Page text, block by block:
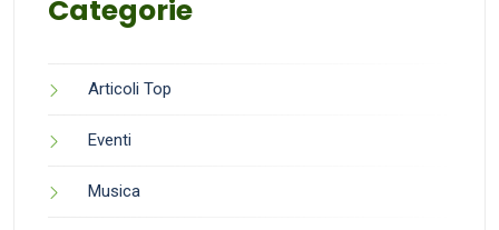
Categorie
Articoli Top
Eventi
Musica